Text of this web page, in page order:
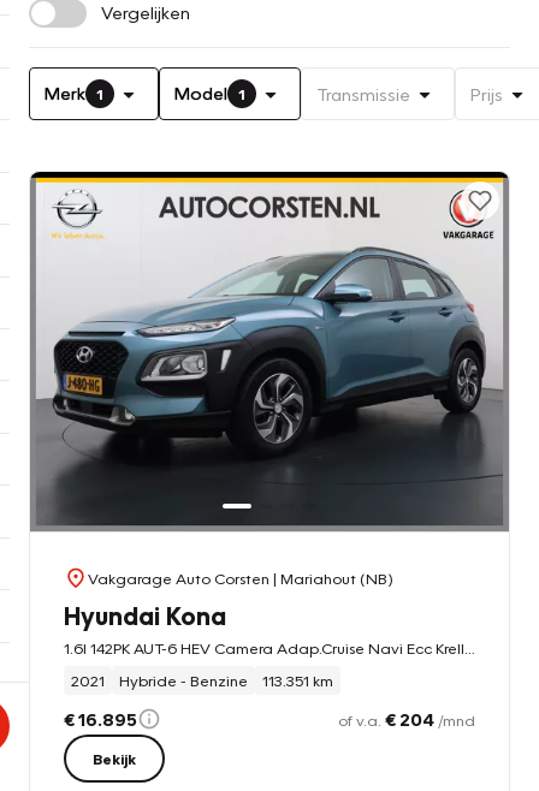
Vergelijken
Merk 1 Model 1 Transmissie Prijs
Vakgarage Auto Corsten | Mariahout (NB)
Hyundai Kona
2021
Hybride - Benzine 113.351 km
€ 16.895 of v.a. € 204 /mnd
Bekijk